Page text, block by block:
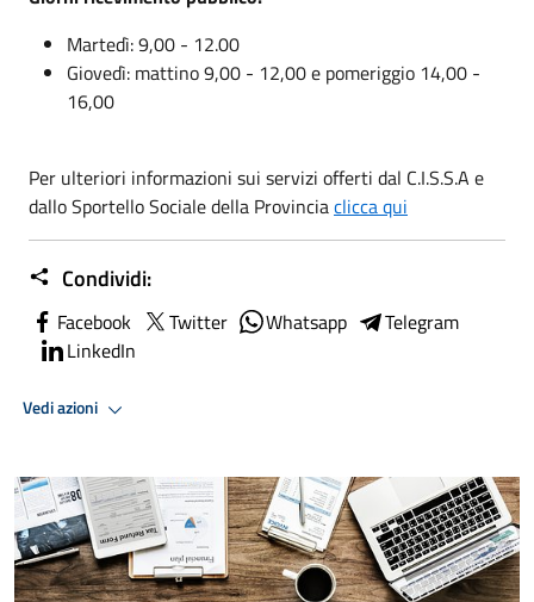
Martedì: 9,00 - 12.00
Giovedì: mattino 9,00 - 12,00 e pomeriggio 14,00 -
16,00
Per ulteriori informazioni sui servizi offerti dal C.I.S.S.A e
dallo Sportello Sociale della Provinciaclicca qui
Condividi:
Facebook Twitter Whatsapp
Telegram
LinkedIn
Vedi azioni